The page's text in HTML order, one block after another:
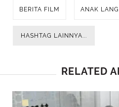
BERITA FILM ANAK
HASHTAG LAINNYA...
RELATED